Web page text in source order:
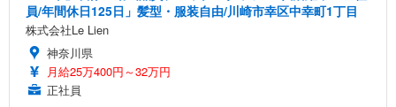
員/年間休日125日」髪型・服装自由/川崎市幸区中幸町1丁目
株式会社Le Lien
神奈川県
月給25万400円～32万円
正社員